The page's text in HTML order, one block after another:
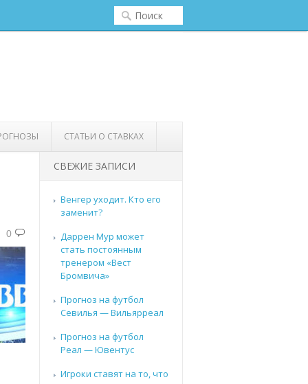
СТАТЬИ О СТАВКАХ
0
СВЕЖИЕ ЗАПИСИ
Венгер уходит. Кто его
заменит?
Даррен Мур может
стать постоянным
тренером «Вест
Бромвича»
Прогноз на футбол
Севилья — Вильярреал
Прогноз на футбол
Реал — Ювентус
Игроки ставят на то, что